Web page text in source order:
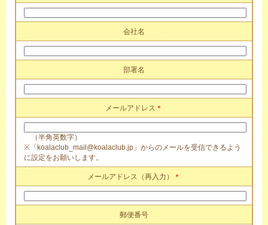
会社名
部署名
メールアドレス ＊
（半角英数字）
※「koalaclub_mail@koalaclub.jp」からのメールを受信できるよう
に設定をお願いします。
メールアドレス（再入力） ＊
郵便番号